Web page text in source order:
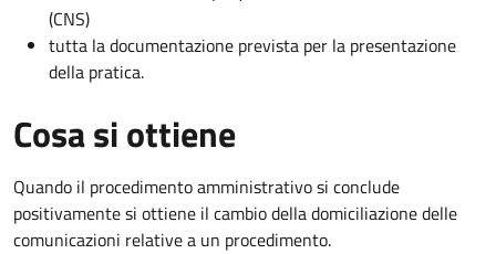
(CNS)
tutta la documentazione prevista per la presentazione
della pratica.
Cosa si ottiene
Quando il procedimento amministrativo si conclude
positivamente si ottiene il cambio della domiciliazione delle
comunicazioni relative a un procedimento.